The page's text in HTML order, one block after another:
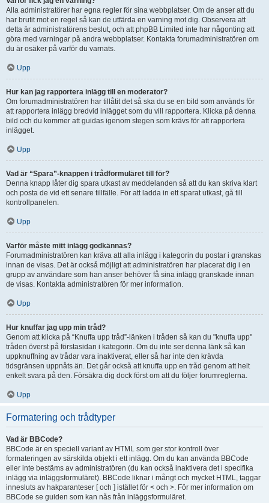
Alla administratörer har egna regler för sina webbplatser. Om de anser att du
har brutit mot en regel så kan de utfärda en varning mot dig. Observera att
detta är administratörens beslut, och att phpBB Limited inte har någonting att
göra med varningar på andra webbplatser. Kontakta forumadministratören om
du är osäker på varför du varnats.
Upp
Hur kan jag rapportera inlägg till en moderator?
Om forumadministratören har tillåtit det så ska du se en bild som används för
att rapportera inlägg bredvid inlägget som du vill rapportera. Klicka på denna
bild och du kommer att guidas igenom stegen som krävs för att rapportera
inlägget.
Upp
Vad är “Spara”-knappen i trådformuläret till för?
Denna knapp låter dig spara utkast av meddelanden så att du kan skriva klart
och posta de vid ett senare tillfälle. För att ladda in ett sparat utkast, gå till
kontrollpanelen.
Upp
Varför måste mitt inlägg godkännas?
Forumadministratören kan kräva att alla inlägg i kategorin du postar i granskas
innan de visas. Det är också möjligt att administratören har placerat dig i en
grupp av användare som han anser behöver få sina inlägg granskade innan
de visas. Kontakta administratören för mer information.
Upp
Hur knuffar jag upp min tråd?
Genom att klicka på “Knuffa upp tråd”-länken i tråden så kan du "knuffa upp"
tråden överst på förstasidan i kategorin. Om du inte ser denna länk så kan
uppknuffning av trådar vara inaktiverat, eller så har inte den krävda
tidsgränsen uppnåts än. Det går också att knuffa upp en tråd genom att helt
enkelt svara på den. Försäkra dig dock först om att du följer forumreglerna.
Upp
Formatering och trådtyper
Vad är BBCode?
BBCode är en speciell variant av HTML som ger stor kontroll över
formateringen av särskilda objekt i ett inlägg. Om du kan använda BBCode
eller inte bestäms av administratören (du kan också inaktivera det i specifika
inlägg via inläggsformuläret). BBCode liknar i mångt och mycket HTML, taggar
innesluts av hakparanteser [ och ] istället för < och >. För mer information om
BBCode se guiden som kan nås från inläggsformuläret.